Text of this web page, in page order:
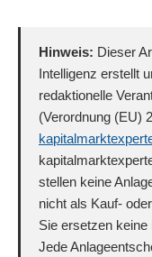
Hinweis: Dieser
Intelligenz erstellt
redaktionelle
(Verordnung (EU)
stellen keine
nicht als Kauf-
Sie ersetzen keine
Jede